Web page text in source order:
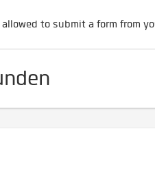
to submit a form from